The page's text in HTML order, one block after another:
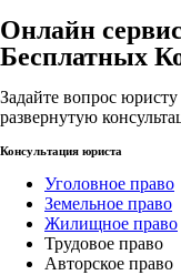
Онлайн сервис
Бесплатных
Задайте вопрос
развернутую
Консультация юриста
Уголовное право
Земельное право
Жилищное право
Трудовое право
Авторское право